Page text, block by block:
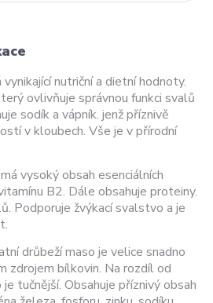
nutriční a dietní hodnoty.
ovlivňuje správnou funkci svalů
sodík a vápník. jenž příznivě
v kloubech. Vše je v přírodní
vysoký obsah esenciálních
B2. Dále obsahuje proteiny.
Podporuje žvýkací svalstvo a je
drůbeží maso je velice snadno
zdrojem bílkovin. Na rozdíl od
tučnější. Obsahuje příznivý obsah